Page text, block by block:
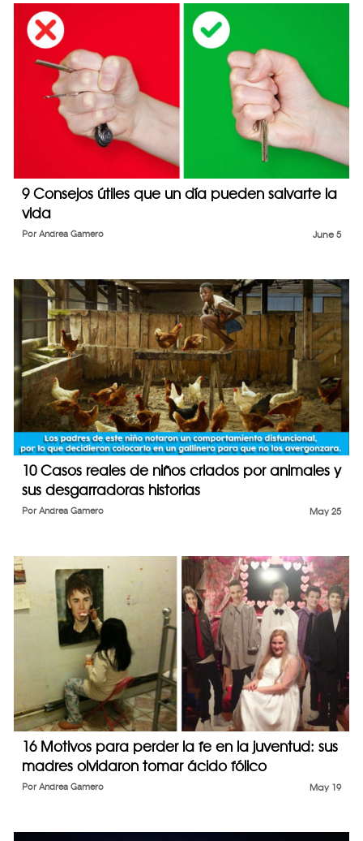
9 Consejos útiles que un día pueden salvarte la
vida
June 5
Por Andrea Gamero
10 Casos reales de niños criados por animales y
sus desgarradoras historias
May 25
Por Andrea Gamero
16 Motivos para perder la fe en la juventud: sus
madres olvidaron tomar ácido fólico
May 19
Por Andrea Gamero